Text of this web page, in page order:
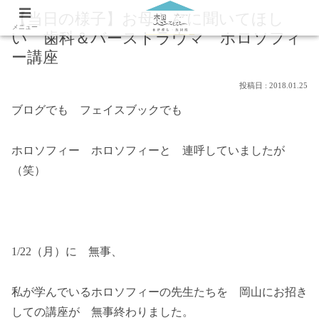
【当日の様子】お母さんに聞いてほし
い 歯科＆バーストラウマ ホロソフィ
ー講座
2018.01.25
ブログでも フェイスブックでも
ホロソフィー ホロソフィーと 連呼していましたが
（笑）
1/22（月）に 無事、
私が学んでいるホロソフィーの先生たちを 岡山にお招き
しての講座が 無事終わりました。
メニュー